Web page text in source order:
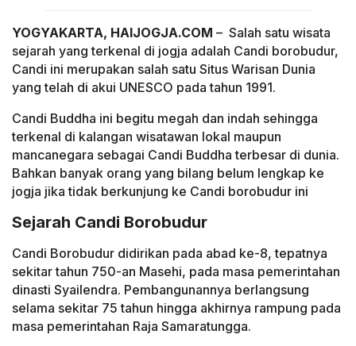
YOGYAKARTA, HAIJOGJA.COM – Salah satu wisata
sejarah yang terkenal di jogja adalah Candi borobudur,
Candi ini merupakan salah satu Situs Warisan Dunia
yang telah di akui UNESCO pada tahun 1991.
Candi Buddha ini begitu megah dan indah sehingga
terkenal di kalangan wisatawan lokal maupun
mancanegara sebagai Candi Buddha terbesar di dunia.
Bahkan banyak orang yang bilang belum lengkap ke
jogja jika tidak berkunjung ke Candi borobudur ini
Sejarah Candi Borobudur
Candi Borobudur didirikan pada abad ke-8, tepatnya
sekitar tahun 750-an Masehi, pada masa pemerintahan
dinasti Syailendra. Pembangunannya berlangsung
selama sekitar 75 tahun hingga akhirnya rampung pada
masa pemerintahan Raja Samaratungga.